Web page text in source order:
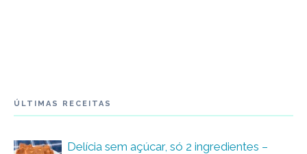
ÚLTIMAS RECEITAS
Delícia sem açúcar, só 2 ingredientes –